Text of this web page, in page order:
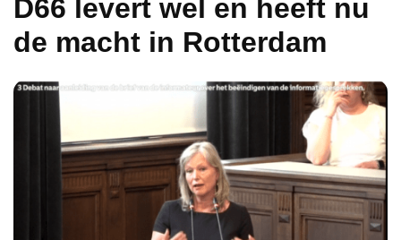
D66 levert wel en heeft nu
de macht in Rotterdam